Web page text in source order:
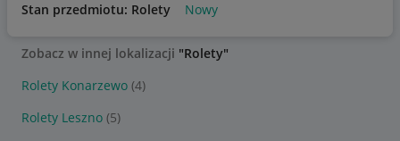
Stan przedmiotu: Rolety Nowy
Zobacz w innej lokalizacji "Rolety"
Rolety Konarzewo (4)
Rolety Leszno (5)